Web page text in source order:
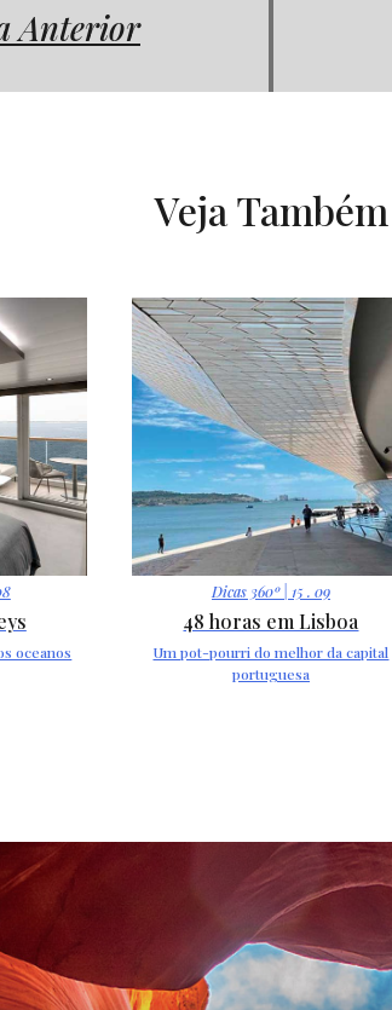
Anterior
Veja Também
oceanos
Dicas 360º | 15 . 09
48 horas em Lisboa
Um pot-pourri do melhor da capital
portuguesa